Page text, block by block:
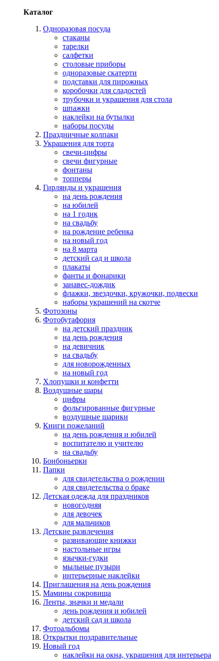
Каталог
Одноразовая посуда
стаканы
тарелки
салфетки
столовые приборы
одноразовые скатерти
подставки для пирожных
коробочки для сладостей
трубочки и украшения для стола
шпажки
наклейки на бутылки
наборы посуды
Праздничные колпаки
Украшения для торта
свечи-цифры
свечи фигурные
фонтаны
топперы
Гирлянды и украшения
на день рождения
на юбилей
на 1 годик
на свадьбу
на рождение ребенка
на новый год
на 8 марта
детский сад и школа
плакаты
фанты и фонарики
занавес-дождик
флажки, звездочки, кружочки, подвески
наборы украшений на скотче
Фотозоны
Фотобутафория
на детский праздник
на день рождения
на девичник
на свадьбу
для новорожденных
на новый год
Хлопушки и конфетти
Воздушные шары
цифры
фольгированные фигурные
воздушные шарики
Книги пожеланий
на день рождения и юбилей
воспитателю и учителю
на свадьбу
Бонбоньерки
Папки
для свидетельства о рождении
для свидетельства о браке
Детская одежда для праздников
новогодняя
для девочек
для мальчиков
Детские развлечения
развивающие книжки
настольные игры
язычки-гудки
мыльные пузыри
интерьерные наклейки
Приглашения на день рождения
Мамины сокровища
Ленты, значки и медали
день рождения и юбилей
детский сад и школа
Фотоальбомы
Открытки поздравительные
Новый год
наклейки на окна, украшения для интерьера